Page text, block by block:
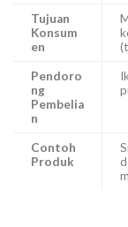
Tujuan
Konsum
en
Pendoro
ng
Pembelia
n
Contoh
Produk